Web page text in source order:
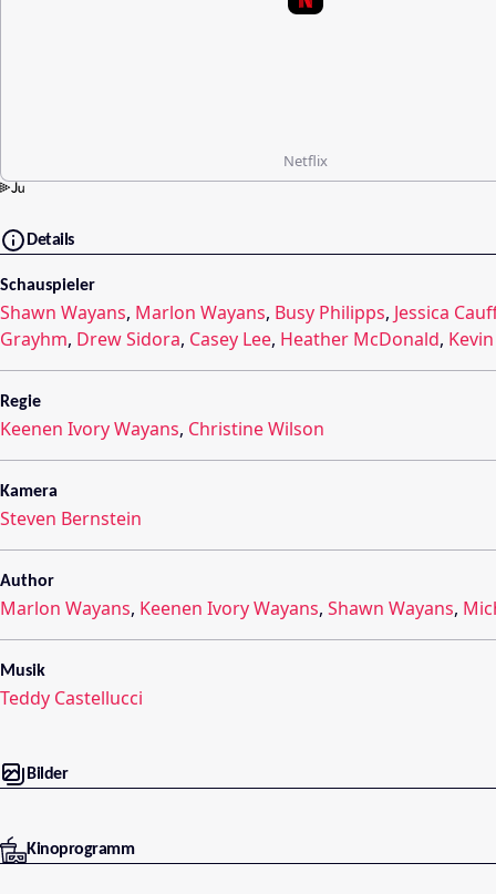
Netflix
Details
Schauspieler
Shawn Wayans, Marlon Wayans, Busy Philipps, Jessica
Grayhm, Drew Sidora, Casey Lee, Heather McDonald,
Regie
Keenen Ivory Wayans, Christine Wilson
Kamera
Steven Bernstein
Author
Marlon Wayans, Keenen Ivory Wayans, Shawn Wayans,
Musik
Teddy Castellucci
Bilder
Kinoprogramm